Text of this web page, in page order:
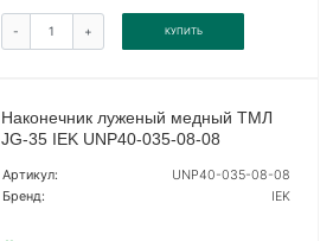
- + КУПИТЬ
Наконечник луженый медный ТМЛ
JG-35 IEK UNP40-035-08-08
Артикул:
UNP40-035-08-08
Бренд:
IEK